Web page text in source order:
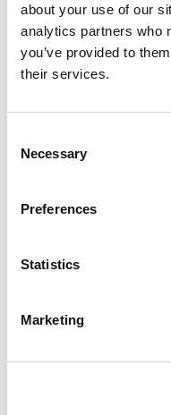
about your use of our
analytics partners who
you’ve provided to
their services.
Selection
Necessary
Preferences
Statistics
Marketing
automatisch
EasyClean
residu-
Afm.:(BxHxD)
melkslang en